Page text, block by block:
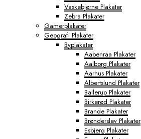
Vaskebjørne Plakater
Zebra Plakater
Gamerplakater
Geografi Plakater
Byplakater
Aabenraa Plakater
Aalborg Plakater
Aarhus Plakater
Albertslund Plakater
Ballerup Plakater
Birkerød Plakater
Brande Plakater
Brønderslev Plakater
Esbjerg Plakater